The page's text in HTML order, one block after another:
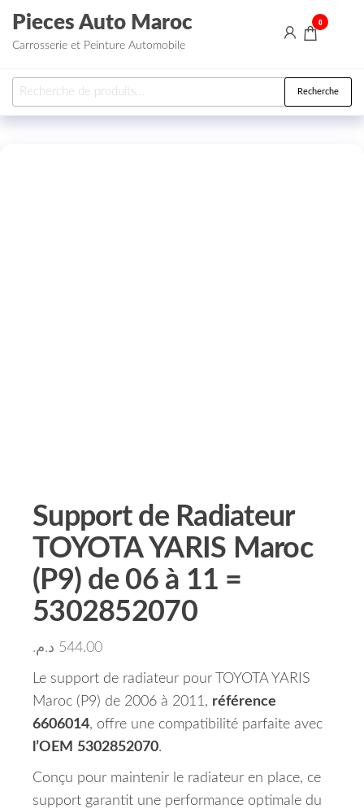
Aller au contenu
Pieces Auto Maroc
Carrosserie et Peinture Automobile
0
Recherche pour : Recherche
Support de Radiateur
TOYOTA YARIS Maroc
(P9) de 06 à 11 =
5302852070
544.00 د.م.
Le support de radiateur pour TOYOTA YARIS
Maroc (P9) de 2006 à 2011, référence
6606014, offre une compatibilité parfaite avec
l’OEM 5302852070.
Conçu pour maintenir le radiateur en place, ce
support garantit une performance optimale du